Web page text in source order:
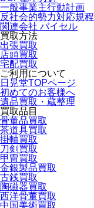
一般事業主行動計画
反社会的勢力対応規程
関連会社 バイセル
買取方法
出張買取
店頭買取
宅配買取
ご利用について
日晃堂TOPページ
初めてのお客様へ
遺品買取・蔵整理
買取品目
骨董品買取
茶道具買取
掛軸買取
刀剣買取
甲冑買取
金銀製品買取
古銭買取
陶磁器買取
西洋骨董買取
中国美術買取